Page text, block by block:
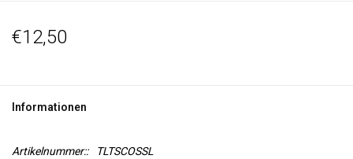
€12,50
Informationen
Artikelnummer::
TLTSCOSSL